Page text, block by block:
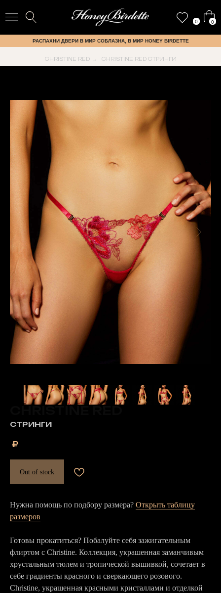
0 0
РАСПАХНИ ДВЕРИ В МИР СОБЛАЗНА, В МИР HONEY BIRDETTE
CHRISTINE RED → CHRISTINE RED СТРИНГИ
СТРИНГИ
₽
Out of stock
Нужна помощь по подбору размера? Открыть таблицу
размеров
Готовы прокатиться? Побалуйте себя зажигательным
флиртом с Christine. Коллекция, украшенная заманчивым
хрустальным тюлем и тропической вышивкой, сочетает в
себе градиенты красного и сверкающего розового.
Christine, украшенная красными кристаллами и отделкой